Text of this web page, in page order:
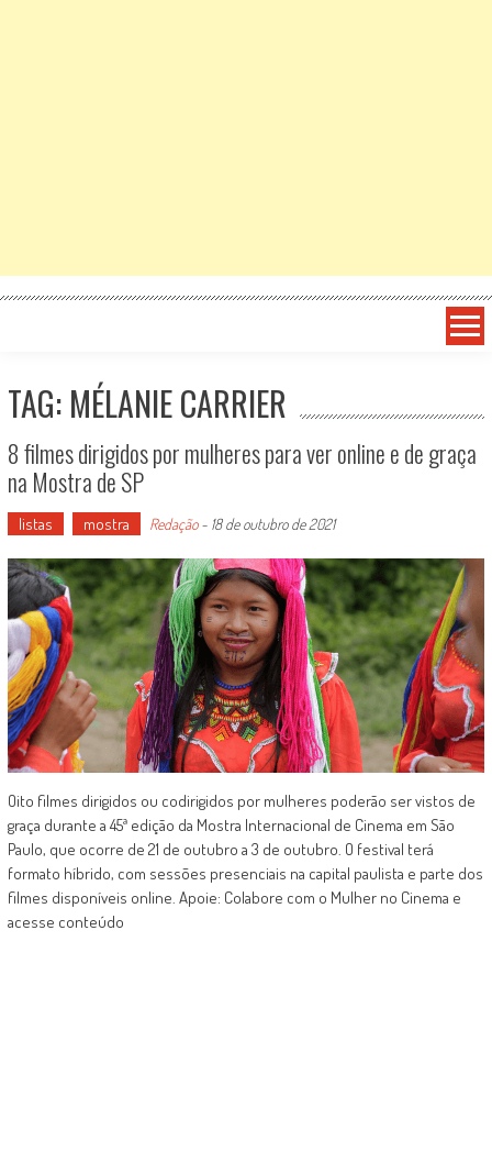
TAG: MÉLANIE CARRIER
8 filmes dirigidos por mulheres para ver online e de graça
na Mostra de SP
listas mostra Redação- 18 de outubro de 2021
Oito filmes dirigidos ou codirigidos por mulheres poderão ser vistos de
graça durante a 45ª edição da Mostra Internacional de Cinema em São
Paulo, que ocorre de 21 de outubro a 3 de outubro. O festival terá
formato híbrido, com sessões presenciais na capital paulista e parte dos
filmes disponíveis online. Apoie: Colabore com o Mulher no Cinema e
acesse conteúdo